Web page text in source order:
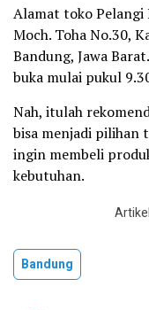
Alamat toko Pelangi
Moch. Toha No.30,
Bandung, Jawa
buka mulai pukul
Nah, itulah
bisa menjadi pilihan
ingin membeli
kebutuhan.
Bandung